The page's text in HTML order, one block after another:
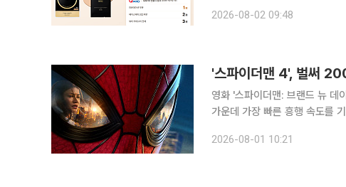
이에서 지난해 행사 대비 매출
2026-08-02 09:48
'스파이더맨 4', 벌써
영화 '스파이더맨: 브랜드 뉴 데
가운데 가장 빠른 흥행 속도를 기록했다. 1일 배급사 소니 픽쳐스에 따르면 '스
째 200만 관객을 달성한 기록보
2026-08-01 10:21